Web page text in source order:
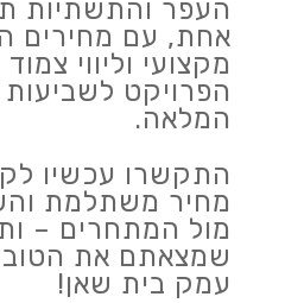
העפר והתשתיות
אחת, עם מחירים
מקצועי וליווי
הפרויקט לשביעות
המלאה.
התקשרו עכשיו
מחיר משתלמת
מול המתחרים –
שמצאתם את
עמק בית שאן!